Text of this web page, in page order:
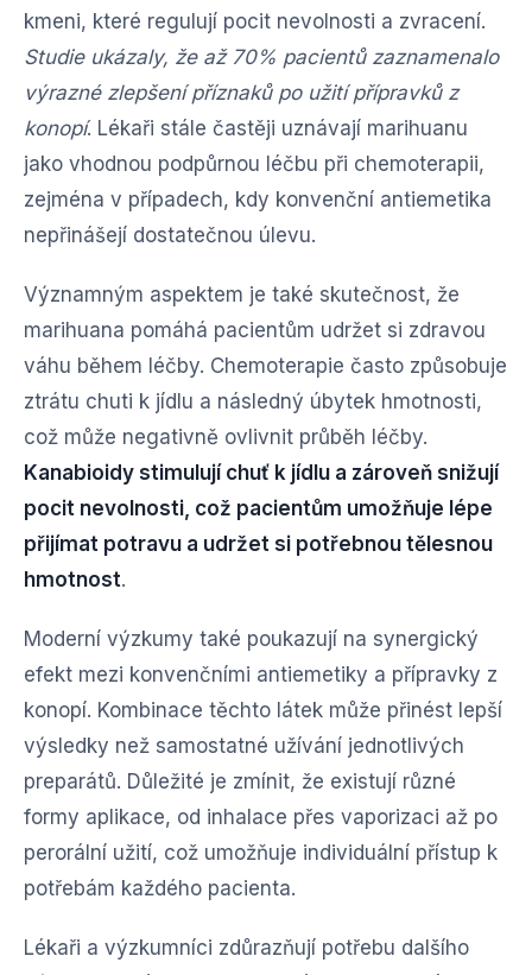
kmeni, které regulují pocit nevolnosti a zvracení.
Studie ukázaly, že až 70% pacientů zaznamenalo
výrazné zlepšení příznaků po užití přípravků z
konopí. Lékaři stále častěji uznávají marihuanu
jako vhodnou podpůrnou léčbu při chemoterapii,
zejména v případech, kdy konvenční antiemetika
nepřinášejí dostatečnou úlevu.
Významným aspektem je také skutečnost, že
marihuana pomáhá pacientům udržet si zdravou
váhu během léčby. Chemoterapie často způsobuje
ztrátu chuti k jídlu a následný úbytek hmotnosti,
což může negativně ovlivnit průběh léčby.
Kanabioidy stimulují chuť k jídlu a zároveň snižují
pocit nevolnosti, což pacientům umožňuje lépe
přijímat potravu a udržet si potřebnou tělesnou
hmotnost.
Moderní výzkumy také poukazují na synergický
efekt mezi konvenčními antiemetiky a přípravky z
konopí. Kombinace těchto látek může přinést lepší
výsledky než samostatné užívání jednotlivých
preparátů. Důležité je zmínit, že existují různé
formy aplikace, od inhalace přes vaporizaci až po
perorální užití, což umožňuje individuální přístup k
potřebám každého pacienta.
Lékaři a výzkumníci zdůrazňují potřebu dalšího